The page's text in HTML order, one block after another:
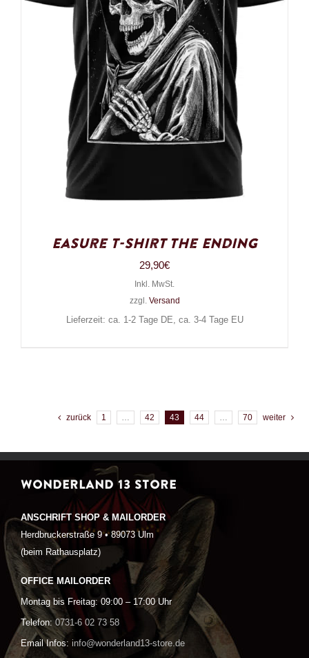
Easure T-Shirt The Ending
29,90€
Inkl. MwSt.
zzgl. Versand
Lieferzeit: ca. 1-2 Tage DE, ca. 3-4 Tage EU
zurück 1 … 42 43 44 … 70 weiter
WONDERLAND 13 STORE
ANSCHRIFT SHOP & MAILORDER
Herdbruckerstraße 9 • 89073 Ulm
(beim Rathausplatz)
OFFICE MAILORDER
Montag bis Freitag: 09:00 – 17:00 Uhr
Telefon: 0731-6 02 73 58
Email Infos: info@wonderland13-store.de